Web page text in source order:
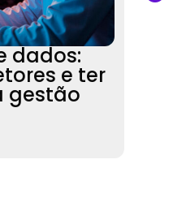
dados:
e ter
gestão